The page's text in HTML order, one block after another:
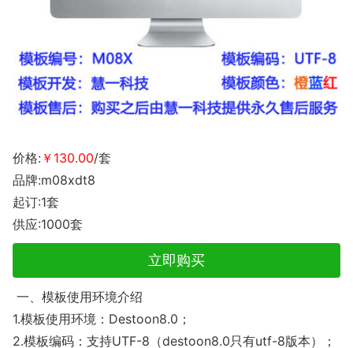
价格: ￥130.00/套
品牌:m08xdt8
起订:1套
供应:1000套
立即购买
一、模板使用环境介绍
1.模板使用环境：Destoon8.0；
2.模板编码：支持UTF-8（destoon8.0只有utf-8版本）；